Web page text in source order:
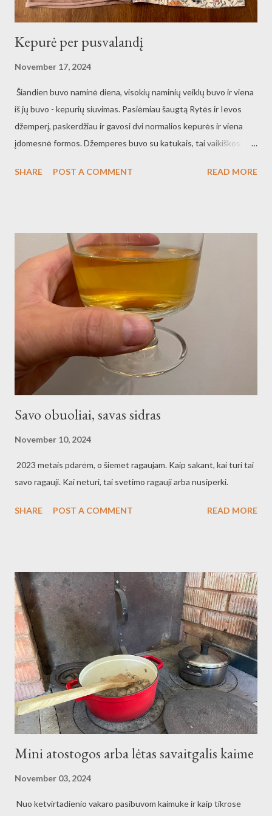
Kepurė per pusvalandį
November 17, 2024
Šiandien buvo naminė diena, visokių naminių veiklų buvo ir viena
iš jų buvo - kepurių siuvimas. Pasiėmiau šaugtą Rytės ir Ievos
džemperį, paskerdžiau ir gavosi dvi normalios kepurės ir viena
įdomesnė formos. Džemperes buvo su katukais, tai vaikiškos
paskerdžiau, tai davosi viena palrasta ir viena dviguba kepurė.
pagal dydį. Atrakcija su siuvimu labai smagi tokiais niūrokais
sekmadieniais. O ir kepurės dažnai išsimėto, tai papilnėjo kepurių
sandėliukas. Kaip pavyzdį naudojau turimą kepurę ir viskas vyko
ve liniuotės, o iš akies.
SHARE POST A COMMENT READ MORE
Savo obuoliai, savas sidras
November 10, 2024
2023 metais pdarėm, o šiemet ragaujam. Kaip sakant, kai turi tai
savo ragauji. Kai neturi, tai svetimo ragauji arba nusiperki.
SHARE POST A COMMENT READ MORE
Mini atostogos arba lėtas savaitgalis kaime
November 03, 2024
Nuo ketvirtadienio vakaro pasibuvom kaimuke ir kaip tikrose